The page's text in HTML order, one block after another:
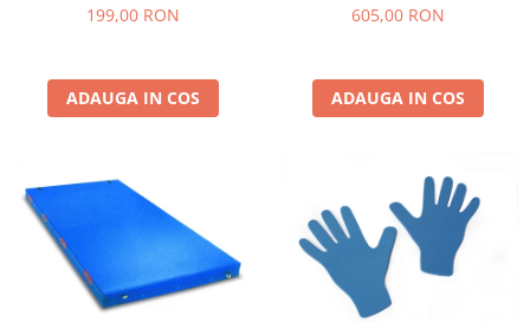
199,00 RON
ADAUGA IN COS
605,00 RON
ADAUGA IN COS